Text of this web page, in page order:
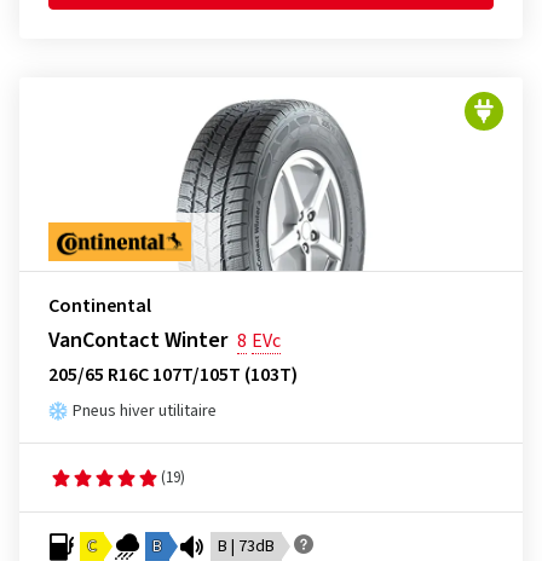
Continental
VanContact Winter 8 EVc
205/65 R16C 107T/105T (103T)
Pneus hiver utilitaire
(19)
C B B | 73dB